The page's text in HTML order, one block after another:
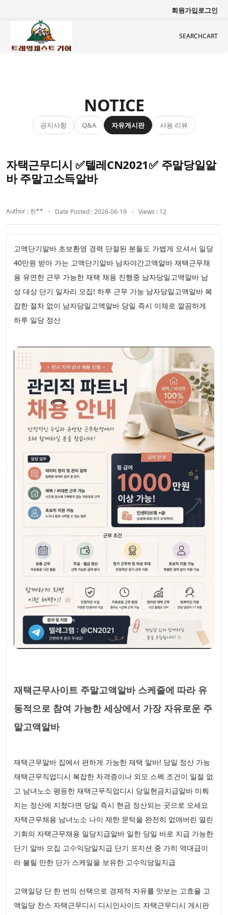
회원가입로그인
SEARCHCART
NOTICE
공지사항 Q&A 자유게시판 사용 리뷰
자택근무디시 ✅텔레CN2021✅ 주말당일알
바 주말고소득알바
Author : 한** Date Posted : 2026-06-19 Views : 12
고액단기알바 초보환영 경력 단절된 분들도 가볍게 오셔서 일당
40만원 받아 가는 고액단기알바 남자야간고액알바 재택근무채
용 유연한 근무 가능한 재택 채용 진행중 남자당일고액알바 남
성 대상 단기 일자리 모집! 하루 근무 가능 남자당일고액알바 복
잡한 절차 없이 남자당일고액알바 당일 즉시 이체로 깔끔하게
하루 일당 정산
재택근무사이트 주말고액알바 스케줄에 따라 유
동적으로 참여 가능한 세상에서 가장 자유로운 주
말고액알바
재택근무알바 집에서 편하게 가능한 재택 알바! 당일 정산 가능
재택근무직업디시 복잡한 자격증이나 외모 스펙 조건이 일절 없
고 남녀노소 평등한 재택근무직업디시 당일현금지급알바 미뤄
지는 정산에 지쳤다면 당일 즉시 현금 정산되는 곳으로 오세요
자택근무채용 남녀노소 나이 제한 문턱을 완전히 없애버린 열린
기회의 자택근무채용 일당지급알바 일한 당일 바로 지급 가능한
단기 알바 모집 고수익당일지급 단기 포지션 중 가히 역대급이
라 불릴 만한 단가 스케일을 보유한 고수익당일지급
고액일당 단 한 번의 선택으로 경제적 자유를 맛보는 고효율 고
액일당 찬스 자택근무디시 디시인사이드 자택근무디시 게시판